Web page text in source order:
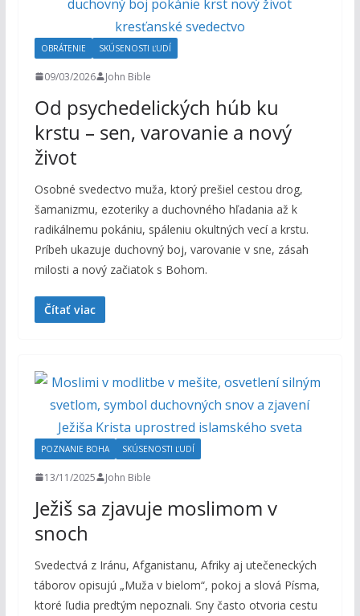
OBRÁTENIE SKÚSENOSTI ĽUDÍ
09/03/2026 John Bible
Od psychedelických húb ku
krstu – sen, varovanie a nový
život
Osobné svedectvo muža, ktorý prešiel cestou drog,
šamanizmu, ezoteriky a duchovného hľadania až k
radikálnemu pokániu, spáleniu okultných vecí a krstu.
Príbeh ukazuje duchovný boj, varovanie v sne, zásah
milosti a nový začiatok s Bohom.
Čítať viac
POZNANIE BOHA SKÚSENOSTI ĽUDÍ
13/11/2025 John Bible
Ježiš sa zjavuje moslimom v
snoch
Svedectvá z Iránu, Afganistanu, Afriky aj utečeneckých
táborov opisujú „Muža v bielom“, pokoj a slová Písma,
ktoré ľudia predtým nepoznali. Sny často otvoria cestu